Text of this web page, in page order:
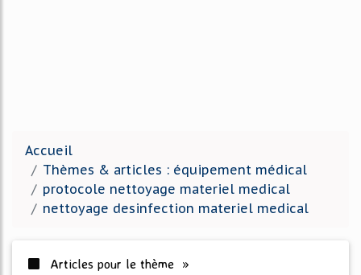
Accueil
Thèmes & articles : équipement médical
protocole nettoyage materiel medical
nettoyage desinfection materiel medical
Articles pour le thème »